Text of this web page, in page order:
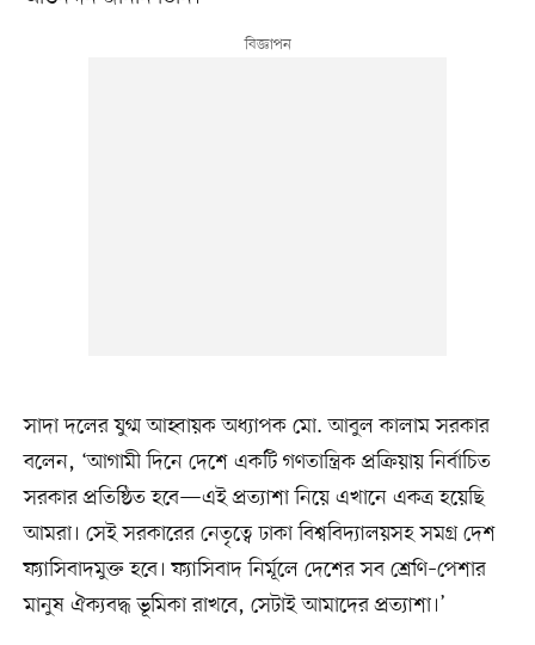
সাদা দলের যুগ্ম আহ্বায়ক অধ্যাপক মো. আবুল কালাম সরকার
বলেন, ‘আগামী দিনে দেশে একটি গণতান্ত্রিক প্রক্রিয়ায় নির্বাচিত
সরকার প্রতিষ্ঠিত হবে—এই প্রত্যাশা নিয়ে এখানে একত্র হয়েছি
আমরা। সেই সরকারের নেতৃত্বে ঢাকা বিশ্ববিদ্যালয়সহ সমগ্র দেশ
ফ্যাসিবাদমুক্ত হবে। ফ্যাসিবাদ নির্মূলে দেশের সব শ্রেণি–পেশার
মানুষ ঐক্যবদ্ধ ভূমিকা রাখবে, সেটাই আমাদের প্রত্যাশা।’